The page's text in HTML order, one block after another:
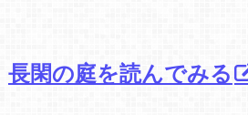
長閑の庭を読んでみる